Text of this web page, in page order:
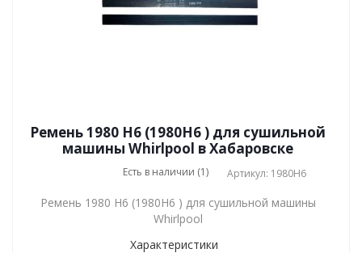
Ремень 1980 H6 (1980H6 ) для сушильной
машины Whirlpool в Хабаровске
Есть в наличии (1) Артикул: 1980H6
Ремень 1980 H6 (1980H6 ) для сушильной машины
Whirlpool
Характеристики